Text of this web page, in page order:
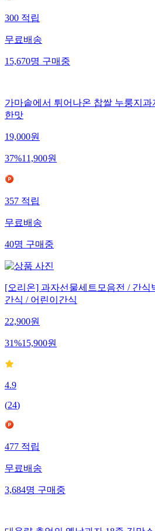
300적립
무료배송
15,670명구매중
가마솥에서 튀어나온 찹쌀 누룽지과
한맛
19,000원
37%11,900원
357적립
무료배송
40명구매중
[오리온] 과자선물세트모음전 / 간식
간식 / 어린이간식
22,900원
31%15,900원
4.9
(24)
477적립
무료배송
3,684명구매중